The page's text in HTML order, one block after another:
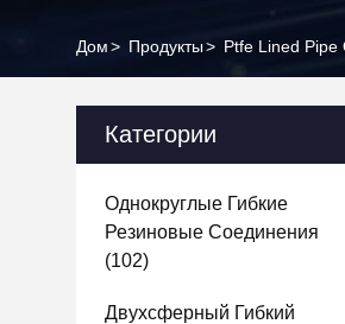
Дом> Продукты> Ptfe Lined Pipe
Категории
Однокруглые Гибкие
Резиновые Соединения
(102)
Двухсферный Гибкий